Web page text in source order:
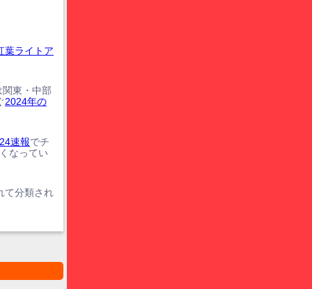
ライトア
東・中部
2024年の
速報でチ
なってい
て分類され